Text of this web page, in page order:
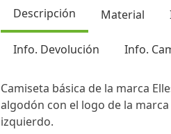
Descripción Material
Info. Devolución Info.
Camiseta básica de la marca
algodón con el logo de la
izquierdo.